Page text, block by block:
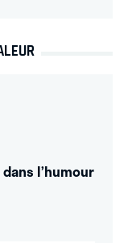
l’humour